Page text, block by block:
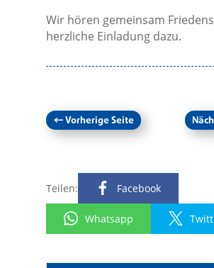
Wir hören gemeinsam
herzliche Einladung dazu.
←Vorherige Seite
Teilen: Facebook
Whatsapp